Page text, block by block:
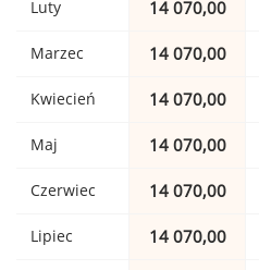
Luty 14 070,00
Marzec 14 070,00
Kwiecień 14 070,00
Maj 14 070,00
Czerwiec 14 070,00
Lipiec 14 070,00